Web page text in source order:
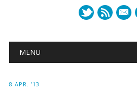
mail
Main menu
MENU
8 APR. ’13